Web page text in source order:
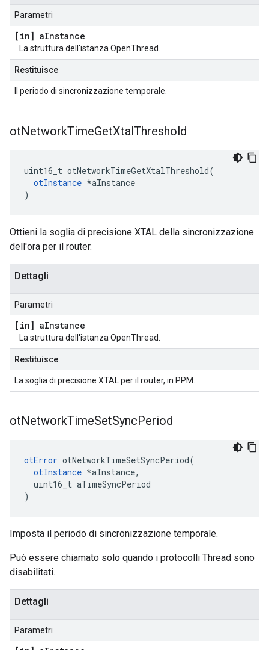
Parametri
[in] aInstance
La struttura dell'istanza OpenThread.
Restituisce
Il periodo di sincronizzazione temporale.
otNetworkTimeGetXtalThreshold
uint16_t otNetworkTimeGetXtalThreshold(
otInstance *aInstance
)
Ottieni la soglia di precisione XTAL della sincronizzazione
dell'ora per il router.
Dettagli
Parametri
[in] aInstance
La struttura dell'istanza OpenThread.
Restituisce
La soglia di precisione XTAL per il router, in PPM.
otNetworkTimeSetSyncPeriod
otError otNetworkTimeSetSyncPeriod(
otInstance *aInstance,
uint16_t aTimeSyncPeriod
)
Imposta il periodo di sincronizzazione temporale.
Può essere chiamato solo quando i protocolli Thread sono
disabilitati.
Dettagli
Parametri